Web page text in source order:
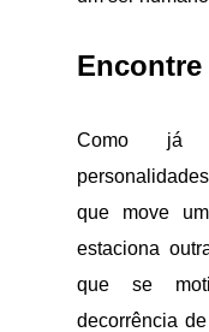
Como já
que move
estaciona
que se
decorrência